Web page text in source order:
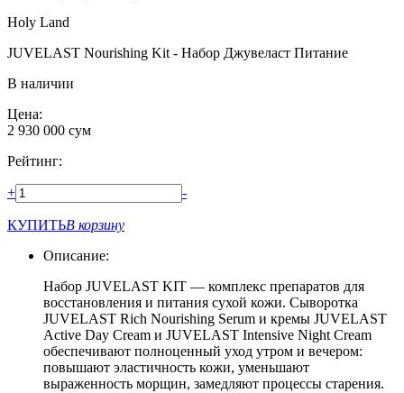
Holy Land
JUVELAST Nourishing Kit - Набор Джувеласт Питание
В наличии
Цена:
2 930 000 сум
Рейтинг:
+ -
КУПИТЬВ корзину
Описание:
Набор JUVELAST KIT — комплекс препаратов для
восстановления и питания сухой кожи. Сыворотка
JUVELAST Rich Nourishing Serum и кремы JUVELAST
Active Day Cream и JUVELAST Intensive Night Cream
обеспечивают полноценный уход утром и вечером:
повышают эластичность кожи, уменьшают
выраженность морщин, замедляют процессы старения.